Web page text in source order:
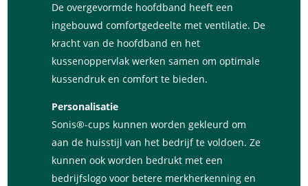
De overgevormde hoofdband heeft een
ingebouwd comfortgedeelte met ventilatie. De
kracht van de hoofdband en het
kussenoppervlak werken samen om optimale
kussendruk en comfort te bieden.
Personalisatie
Sonis®-cups kunnen worden gekleurd om
aan de huisstijl van het bedrijf te voldoen. Ze
kunnen ook worden bedrukt met een
bedrijfslogo voor betere merkherkenning en